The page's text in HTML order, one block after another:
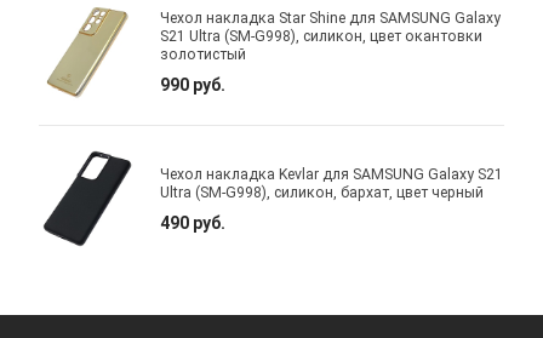
Чехол накладка Star Shine для SAMSUNG Galaxy
S21 Ultra (SM-G998), силикон, цвет окантовки
золотистый
990 руб.
Чехол накладка Kevlar для SAMSUNG Galaxy S21
Ultra (SM-G998), силикон, бархат, цвет черный
490 руб.